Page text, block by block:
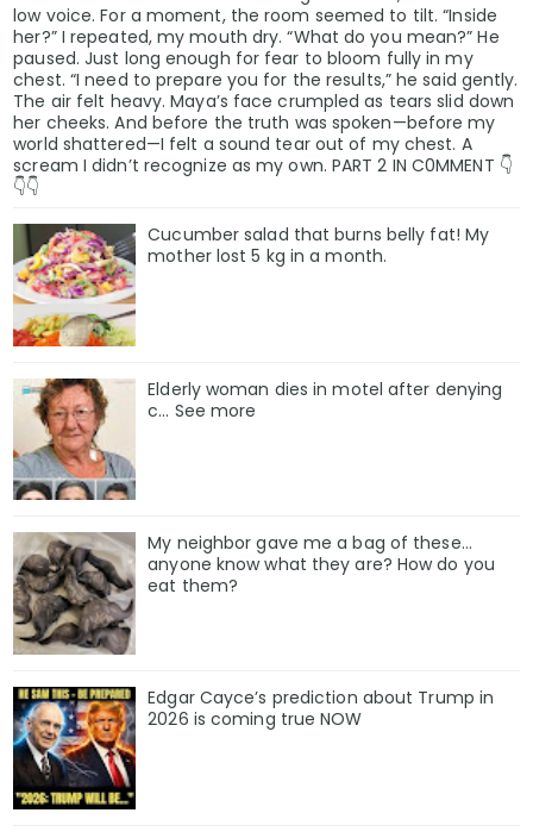
low voice. For a moment, the room seemed to tilt. “Inside
her?” I repeated, my mouth dry. “What do you mean?” He
paused. Just long enough for fear to bloom fully in my
chest. “I need to prepare you for the results,” he said gently.
The air felt heavy. Maya’s face crumpled as tears slid down
her cheeks. And before the truth was spoken—before my
world shattered—I felt a sound tear out of my chest. A
scream I didn’t recognize as my own. PART 2 IN C0MMENT 👇
👇👇
Cucumber salad that burns belly fat! My
mother lost 5 kg in a month.
Elderly woman dies in motel after denying
c… See more
My neighbor gave me a bag of these…
anyone know what they are? How do you
eat them?
Edgar Cayce’s prediction about Trump in
2026 is coming true NOW